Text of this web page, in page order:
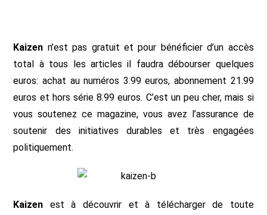
Kaizen n’est pas gratuit et pour bénéficier d’un accès
total à tous les articles il faudra débourser quelques
euros: achat au numéros 3.99 euros, abonnement 21.99
euros et hors série 8.99 euros. C’est un peu cher, mais si
vous soutenez ce magazine, vous avez l’assurance de
soutenir des initiatives durables et très engagées
politiquement.
Kaizen est à découvrir et à télécharger de toute